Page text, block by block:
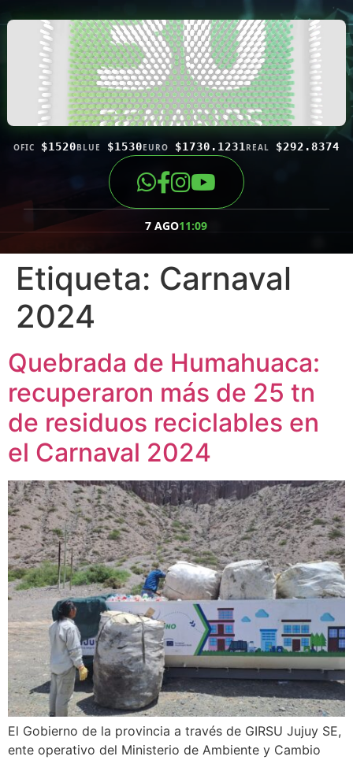
OFIC $1520BLUE $1530EURO $1730.1231 REAL $292.8374
7 AGO11:09
Etiqueta: Carnaval
2024
Quebrada de Humahuaca:
recuperaron más de 25 tn
de residuos reciclables en
el Carnaval 2024
El Gobierno de la provincia a través de GIRSU Jujuy SE,
ente operativo del Ministerio de Ambiente y Cambio